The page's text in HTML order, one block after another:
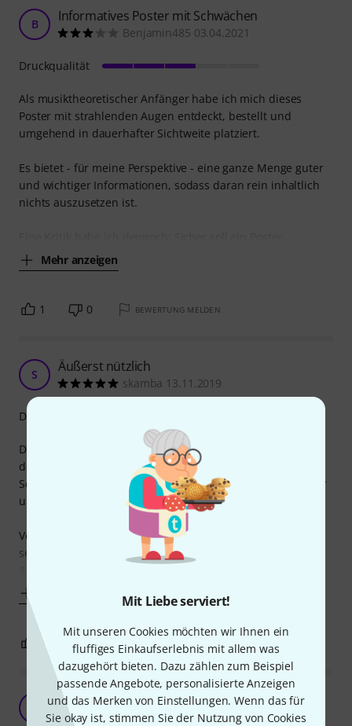
Mit Liebe serviert!
Mit unseren Cookies möchten wir Ihnen ein
fluffiges Einkaufserlebnis mit allem was
dazugehört bieten. Dazu zählen zum Beispiel
passende Angebote, personalisierte Anzeigen
und das Merken von Einstellungen. Wenn das für
Sie okay ist, stimmen Sie der Nutzung von Cookies
B Informatives Poster mit Schwächen
Benjamin485 03.04.2021
Als musiktheoretischer Anfänger habe ich mich dieses
Poster mit strahlenden Augen entdeckt, bestellt und
umgehend in dauerhafter Sichtweite platziert.
Es bietet - für meine Perspektive - eine ganze Menge guter
und wichtiger Informationen, sodass daran rein inhaltlich
nichts auszusetzen ist.
Mehr anzeigen
Druckqualität
1 0 BEWERTUNG MELDEN
S Äußerst nützlich
skamba 13.11.2019
Das Plakat enthält kompakt alle Informationen hinsichtlich
der Harmonielehre. Bei mir hängt es direkt über dem
Schreibtisch bzw. Keyboard und ist somit immer einsehbar
und durch die Größe auch sehr gut lesbar.
Vor allem für Anfänger scheint mir das Plakat nützlich zu
sein, wenn man eine schnell bestimmte Tonleiter oder
Druckqualität
0 0 BEWERTUNG MELDEN
Erfreuliche Kleinigkeiten
Markus806 11.11.2009